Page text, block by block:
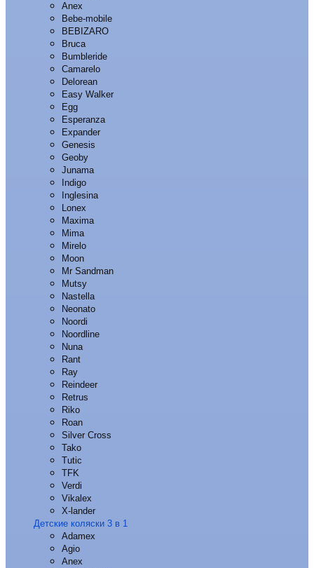
Anex
Bebe-mobile
BEBIZARO
Bruca
Bumbleride
Camarelo
Delorean
Easy Walker
Egg
Esperanza
Expander
Genesis
Geoby
Junama
Indigo
Inglesina
Lonex
Maxima
Mima
Mirelo
Moon
Mr Sandman
Mutsy
Nastella
Neonato
Noordi
Noordline
Nuna
Rant
Ray
Reindeer
Retrus
Riko
Roan
Silver Cross
Tako
Tutic
TFK
Verdi
Vikalex
X-lander
Детские коляски 3 в 1
Adamex
Agio
Anex